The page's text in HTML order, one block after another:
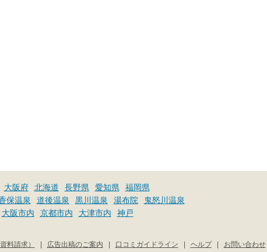
大阪府 北海道 長野県 愛知県 福岡県
保温泉 道後温泉 黒川温泉 湯布院 鬼怒川温泉
大阪市内 京都市内 大津市内 神戸
お問い合わせ
|
ヘルプ
|
口コミガイドライン
|
広告出稿のご案内
|
料請求）